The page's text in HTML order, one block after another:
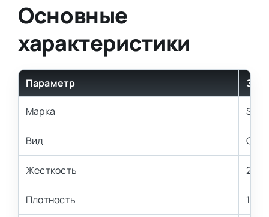
Основные
характеристики
Параметр
Марка
Вид
Жесткость 2,5
Плотность 18